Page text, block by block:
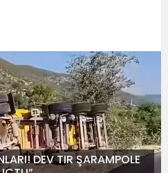
DEV TIR ŞARAMPOLE